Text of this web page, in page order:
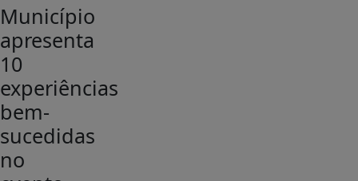
Município
apresenta
10
experiências
bem-
sucedidas
no